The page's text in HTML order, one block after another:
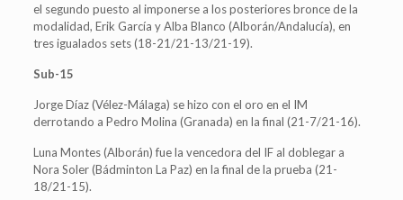
el segundo puesto al imponerse a los posteriores bronce de la
modalidad, Erik García y Alba Blanco (Alborán/Andalucía), en
tres igualados sets (18-21/21-13/21-19).
Sub-15
Jorge Díaz (Vélez-Málaga) se hizo con el oro en el IM
derrotando a Pedro Molina (Granada) en la final (21-7/21-16).
Luna Montes (Alborán) fue la vencedora del IF al doblegar a
Nora Soler (Bádminton La Paz) en la final de la prueba (21-
18/21-15).